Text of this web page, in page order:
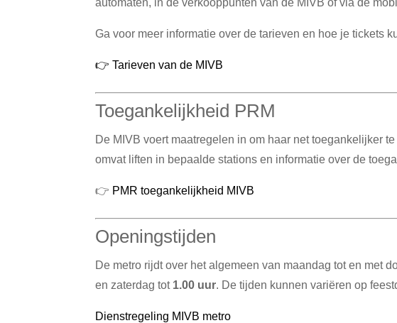
Ga voor meer informatie over de tarieven en hoe je tickets
👉 Tarieven van de MIVB
Toegankelijkheid PRM
De MIVB voert maatregelen in om haar net toegankelijker
omvat liften in bepaalde stations en informatie over de
👉 PMR toegankelijkheid MIVB
Openingstijden
De metro rijdt over het algemeen van maandag tot en met
en zaterdag tot 1.00 uur. De tijden kunnen variëren op
Dienstregeling MIVB metro